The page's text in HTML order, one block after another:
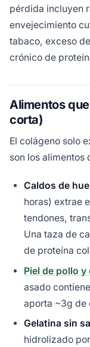
pérdida incluyen
envejecimiento
tabaco, exceso
crónico de
Alimentos
corta)
El colágeno solo
son los alimentos
Caldos de
horas) extrae
tendones,
Una taza de
de proteína
Piel de pollo
asado
aporta ~3g de
Gelatina sin
hidrolizado